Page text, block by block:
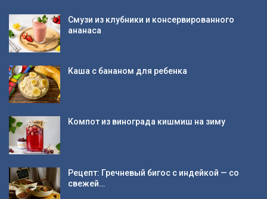
Смузи из клубники и консервированного
ананаса
Каша с бананом для ребенка
Компот из винограда кишмиш на зиму
Рецепт: Гречневый бигос с индейкой — со
свежей…